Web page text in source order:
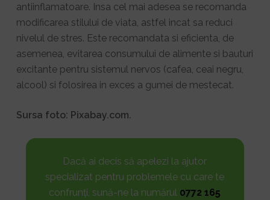
antiinflamatoare. Insa cel mai adesea se recomanda
modificarea stilului de viata, astfel incat sa reduci
nivelul de stres. Este recomandata si eficienta, de
asemenea, evitarea consumului de alimente si bauturi
excitante pentru sistemul nervos (cafea, ceai negru,
alcool) si folosirea in exces a gumei de mestecat.
Sursa foto: Pixabay.com.
Dacă ai decis să apelezi la ajutor
specializat pentru problemele cu care te
confrunți, sună-ne la numărul 0772 165